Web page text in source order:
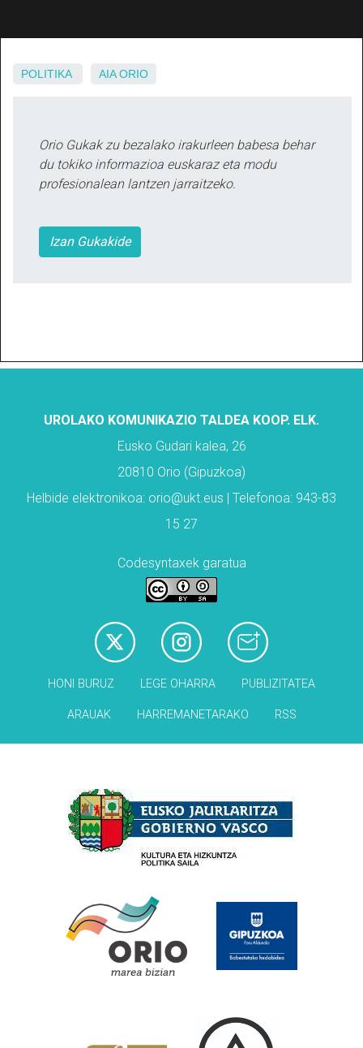
POLITIKA AIA ORIO
Orio Gukak zu bezalako irakurleen babesa behar
du tokiko informazioa euskaraz eta modu
profesionalean lantzen jarraitzeko.
Izan Gukakide
UROLAKO KOMUNIKAZIO TALDEA KOOP. ELK.
Eusko Gudari kalea, 26
20810 Orio (Gipuzkoa)
Helbide elektronikoa: orio@ukt.eus | Telefonoa: 943-83
15 27
Codesyntaxek garatua
HONI BURUZ LEGE OHARRA PUBLIZITATEA
ARAUAK HARREMANETARAKO RSS